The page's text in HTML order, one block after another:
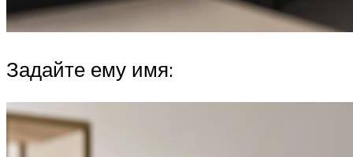
Задайте ему имя: